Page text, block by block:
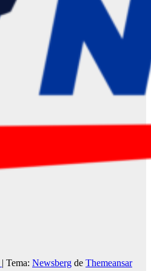
| Tema: Newsberg de Themeansar